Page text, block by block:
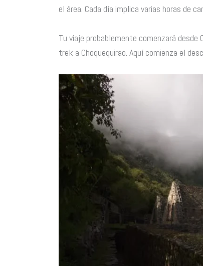
el área. Cada día implica varias horas de
Tu viaje probablemente comenzará
trek a Choquequirao. Aquí comienza el